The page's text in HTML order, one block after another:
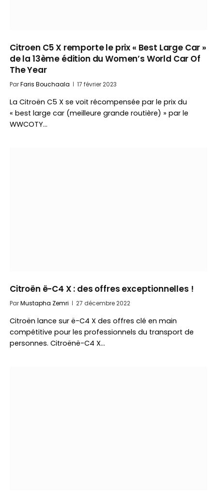
Citroen C5 X remporte le prix « Best Large Car »
de la 13ème édition du Women’s World Car Of
The Year
ParFaris Bouchaala 17 février 2023
La Citroën C5 X se voit récompensée par le prix du
« best large car (meilleure grande routière) » par le
WWCOTY…
Citroën ë-C4 X : des offres exceptionnelles !
ParMustapha Zemri 27 décembre 2022
Citroën lance sur ë-C4 X des offres clé en main
compétitive pour les professionnels du transport de
personnes. Citroënë-C4 X…